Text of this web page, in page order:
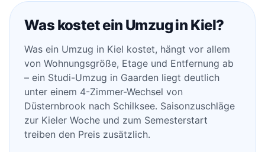
Was kostet ein Umzug in Kiel?
Was ein Umzug in Kiel kostet, hängt vor allem
von Wohnungsgröße, Etage und Entfernung ab
– ein Studi-Umzug in Gaarden liegt deutlich
unter einem 4-Zimmer-Wechsel von
Düsternbrook nach Schilksee. Saisonzuschläge
zur Kieler Woche und zum Semesterstart
treiben den Preis zusätzlich.